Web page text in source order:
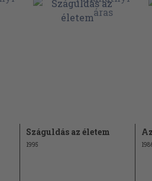
Száguldás az életem
1995